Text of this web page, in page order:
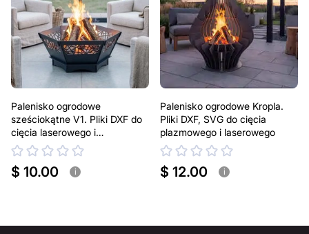
Palenisko ogrodowe
sześciokątne V1. Pliki DXF do
cięcia laserowego i
plazmowego
$ 10.00 i
Palenisko ogrodowe Kropla.
Pliki DXF, SVG do cięcia
plazmowego i laserowego
$ 12.00 i